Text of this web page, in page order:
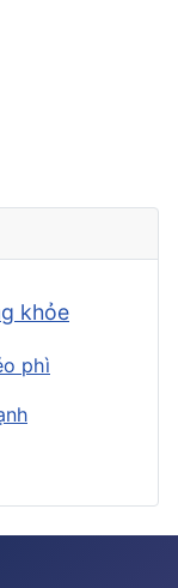
khỏe
phì